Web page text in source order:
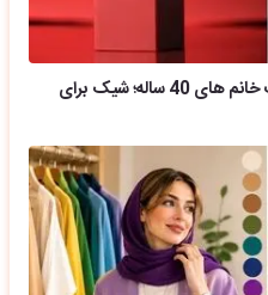
ایده آل ترین رنگ های رژ لب مناسب خانم های 40 ساله؛ شیک برای